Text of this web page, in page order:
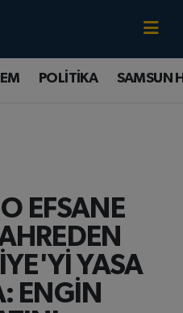
POLİTİKA SAMSUN
EFSANE
YASA
ENGİN
Haritası
ve Fikstür